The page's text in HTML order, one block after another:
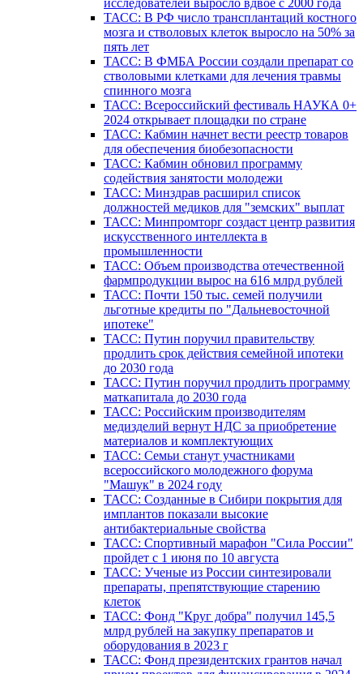
исследователей выросло вдвое с 2000 года
ТАСС: В РФ число трансплантаций костного
мозга и стволовых клеток выросло на 50% за
пять лет
ТАСС: В ФМБА России создали препарат со
стволовыми клетками для лечения травмы
спинного мозга
ТАСС: Всероссийский фестиваль НАУКА 0+
2024 открывает площадки по стране
ТАСС: Кабмин начнет вести реестр товаров
для обеспечения биобезопасности
ТАСС: Кабмин обновил программу
содействия занятости молодежи
ТАСС: Минздрав расширил список
должностей медиков для "земских" выплат
ТАСС: Минпромторг создаст центр развития
искусственного интеллекта в
промышленности
ТАСС: Объем производства отечественной
фармпродукции вырос на 616 млрд рублей
ТАСС: Почти 150 тыс. семей получили
льготные кредиты по "Дальневосточной
ипотеке"
ТАСС: Путин поручил правительству
продлить срок действия семейной ипотеки
до 2030 года
ТАСС: Путин поручил продлить программу
маткапитала до 2030 года
ТАСС: Российским производителям
медизделий вернут НДС за приобретение
материалов и комплектующих
ТАСС: Семьи станут участниками
всероссийского молодежного форума
"Машук" в 2024 году
ТАСС: Созданные в Сибири покрытия для
имплантов показали высокие
антибактериальные свойства
ТАСС: Спортивный марафон "Сила России"
пройдет с 1 июня по 10 августа
ТАСС: Ученые из России синтезировали
препараты, препятствующие старению
клеток
ТАСС: Фонд "Круг добра" получил 145,5
млрд рублей на закупку препаратов и
оборудования в 2023 г
ТАСС: Фонд президентских грантов начал